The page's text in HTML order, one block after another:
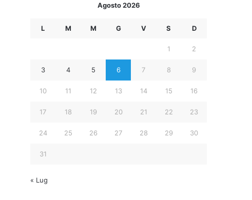
Agosto 2026
L M M G V S D
1 2
3 4 5 6 7 8 9
10 11 12 13 14 15 16
17 18 19 20 21 22 23
24 25 26 27 28 29 30
31
« Lug